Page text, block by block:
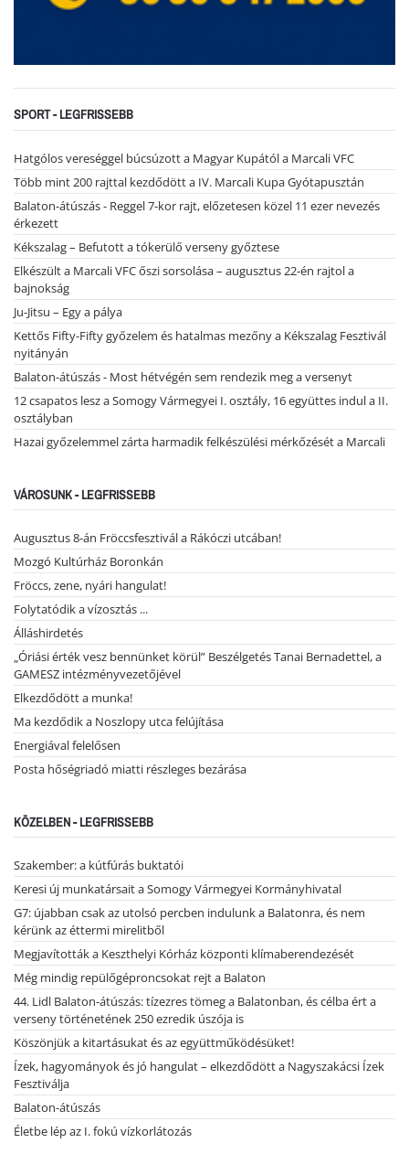
SPORT - LEGFRISSEBB
Hatgólos vereséggel búcsúzott a Magyar Kupától a Marcali VFC
Több mint 200 rajttal kezdődött a IV. Marcali Kupa Gyótapusztán
Balaton-átúszás - Reggel 7-kor rajt, előzetesen közel 11 ezer nevezés
érkezett
Kékszalag – Befutott a tókerülő verseny győztese
Elkészült a Marcali VFC őszi sorsolása – augusztus 22-én rajtol a
bajnokság
Ju-Jitsu – Egy a pálya
Kettős Fifty-Fifty győzelem és hatalmas mezőny a Kékszalag Fesztivál
nyitányán
Balaton-átúszás - Most hétvégén sem rendezik meg a versenyt
12 csapatos lesz a Somogy Vármegyei I. osztály, 16 együttes indul a II.
osztályban
Hazai győzelemmel zárta harmadik felkészülési mérkőzését a Marcali
VÁROSUNK - LEGFRISSEBB
Augusztus 8-án Fröccsfesztivál a Rákóczi utcában!
Mozgó Kultúrház Boronkán
Fröccs, zene, nyári hangulat!
Folytatódik a vízosztás ...
Álláshirdetés
„Óriási érték vesz bennünket körül” Beszélgetés Tanai Bernadettel, a
GAMESZ intézményvezetőjével
Elkezdődött a munka!
Ma kezdődik a Noszlopy utca felújítása
Energiával felelősen
Posta hőségriadó miatti részleges bezárása
KÖZELBEN - LEGFRISSEBB
Szakember: a kútfúrás buktatói
Keresi új munkatársait a Somogy Vármegyei Kormányhivatal
G7: újabban csak az utolsó percben indulunk a Balatonra, és nem
kérünk az éttermi mirelitből
Megjavították a Keszthelyi Kórház központi klímaberendezését
Még mindig repülőgéproncsokat rejt a Balaton
44. Lidl Balaton-átúszás: tízezres tömeg a Balatonban, és célba ért a
verseny történetének 250 ezredik úszója is
Köszönjük a kitartásukat és az együttműködésüket!
Ízek, hagyományok és jó hangulat – elkezdődött a Nagyszakácsi Ízek
Fesztiválja
Balaton-átúszás
Életbe lép az I. fokú vízkorlátozás